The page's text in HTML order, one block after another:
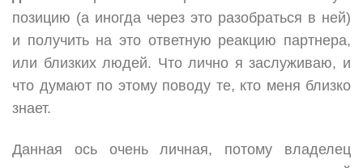
позицию (а иногда через это разобраться в ней)
и получить на это ответную реакцию партнера,
или близких людей. Что лично я заслуживаю, и
что думают по этому поводу те, кто меня близко
знает.
Данная ось очень личная, потому владелец